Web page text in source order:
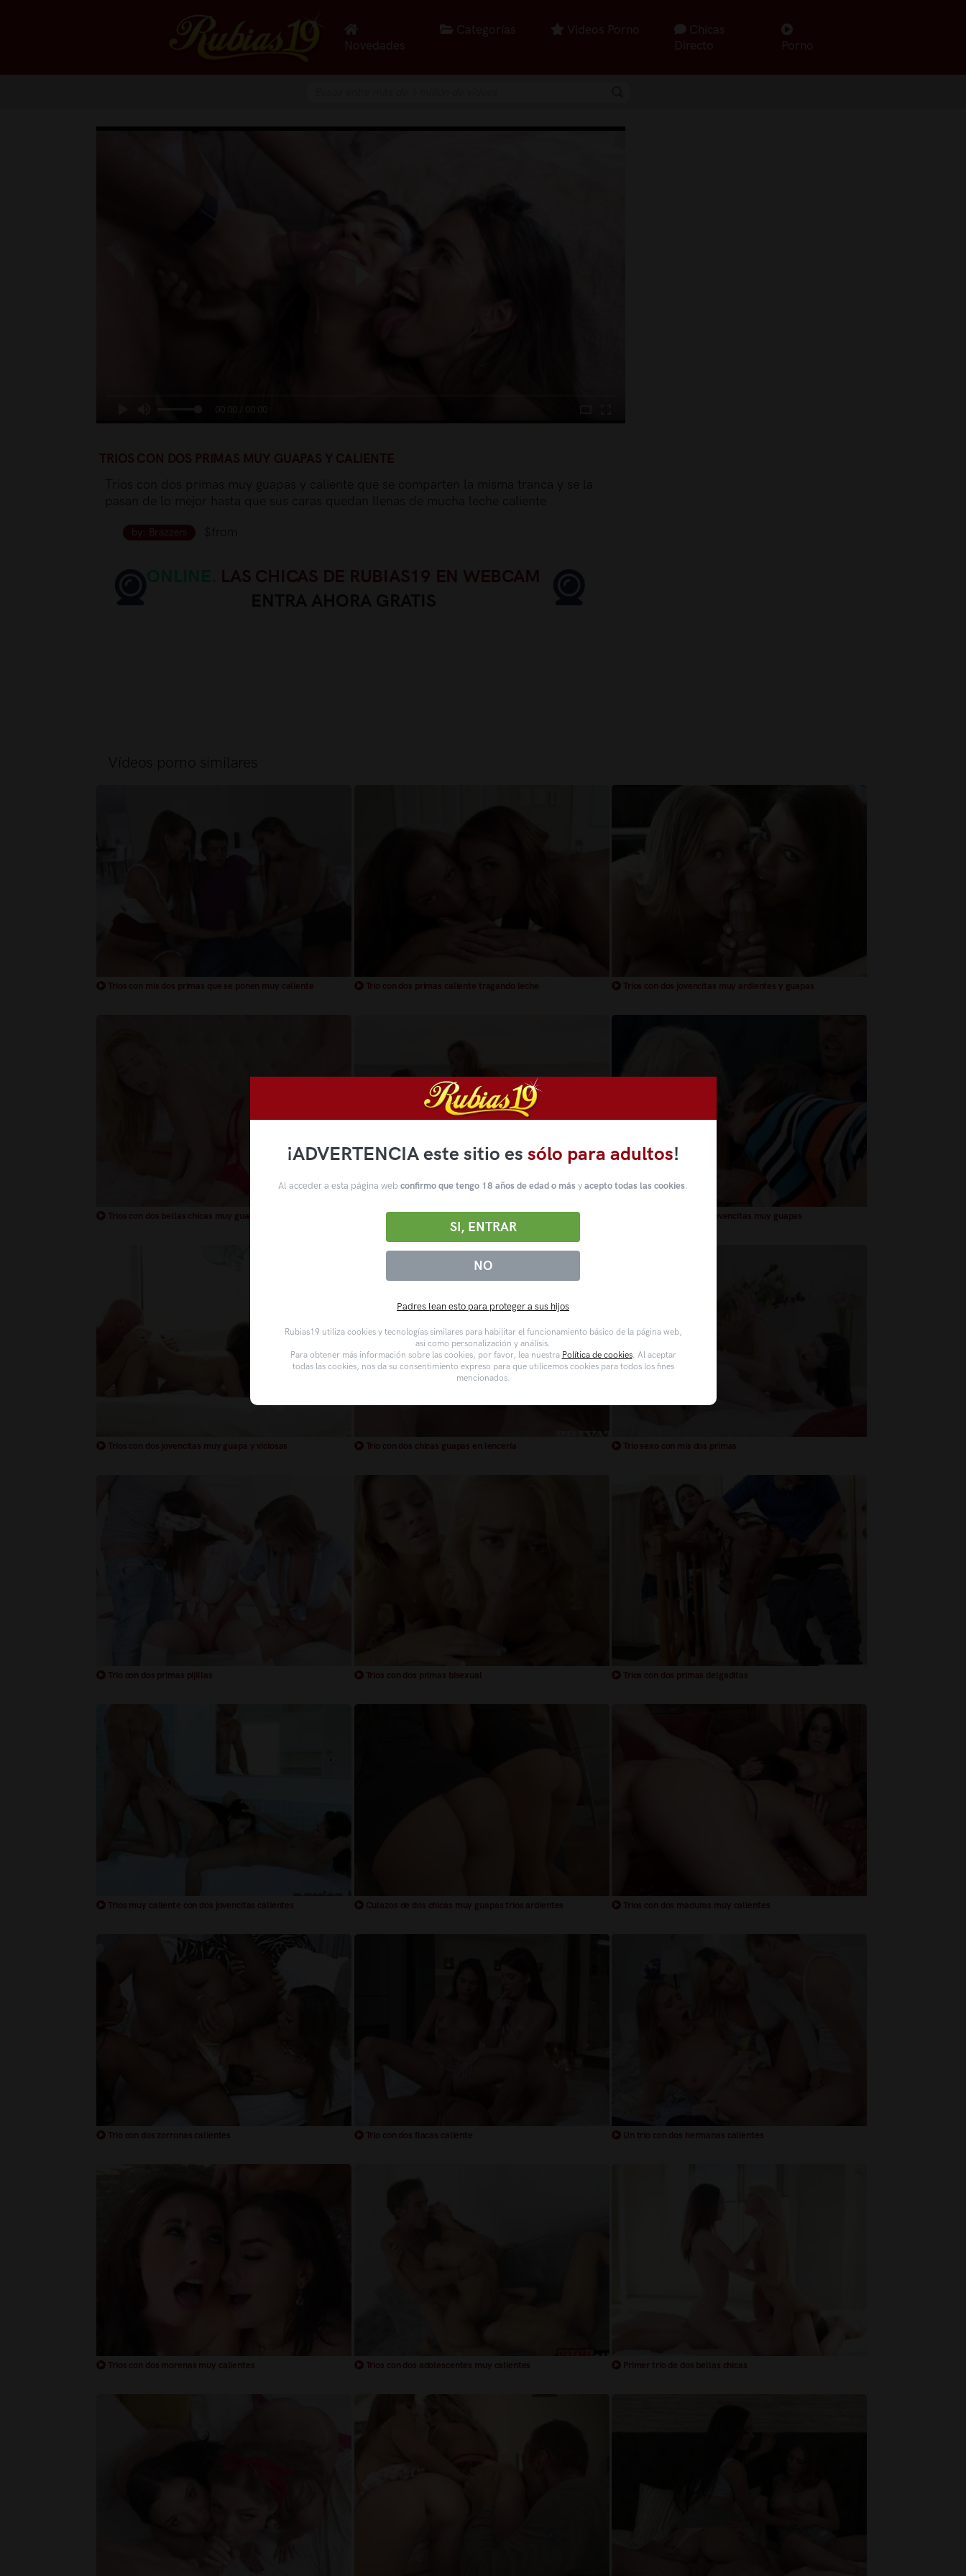
Novedades
Categorías Videos Porno
Chicas
Directo
Porno
TRIOS CON DOS PRIMAS MUY GUAPAS Y CALIENTE
by: Brazzers
ONLINE. LAS CHICAS DE RUBIAS19 EN WEBCAM
Trios con mis dos primas que se ponen muy caliente Trio con dos primas caliente tragando leche Trios con dos jovencitas muy ardientes y guapas
Trios con dos bellas chicas muy guapas Trio en mi yate con dos rubias muy guapas Trios follando con dos jovencitas muy guapas
Trios con dos jovencitas muy guapa y viciosas Trío con dos chicas guapas en lencería Trio sexo con mis dos primas
Trio con dos primas pijillas Trios con dos primas bisexual Trios con dos primas delgaditas
Trios muy caliente con dos jovencitas calientes Culazos de dos chicas muy guapas trios ardientes Trios con dos maduras muy calientes
Trio con dos zorronas calientes Trio con dos flacas caliente Un trío con dos hermanas calientes
Trios con dos morenas muy calientes Trios con dos adolescentes muy calientes Primer trío de dos bellas chicas
¡ADVERTENCIA este sitio es sólo para adultos!
Al acceder a esta página web confirmo que tengo 18 años de edad o más y acepto todas las cookies
NO
SI, ENTRAR
Padres lean esto para proteger a sus hijos
Rubias19 utiliza cookies y tecnologías similares para habilitar el funcionamiento básico de la página web,
así como personalización y análisis.
Para obtener más información sobre las cookies, por favor, lea nuestra Política de cookies. Al aceptar
todas las cookies, nos da su consentimiento expreso para que utilicemos cookies para todos los fines
mencionados.